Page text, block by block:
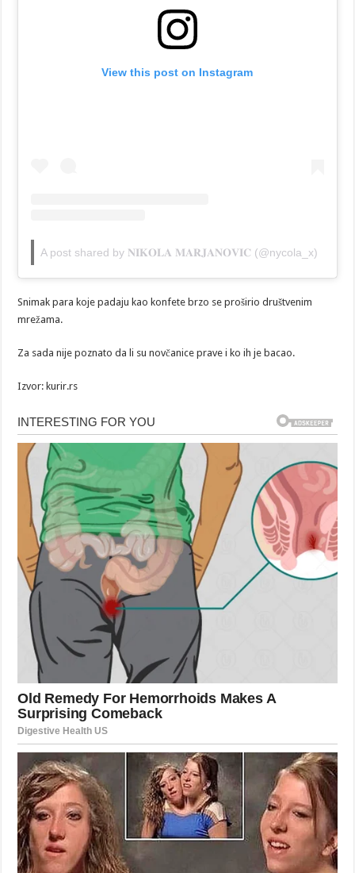
View this post on Instagram
A post shared by 𝐍𝐈𝐊𝐎𝐋𝐀 𝐌𝐀𝐑𝐉𝐀𝐍𝐎𝐕𝐈𝐂 (@nycola_x)
Snimak para koje padaju kao konfete brzo se proširio društvenim
mrežama.
Za sada nije poznato da li su novčanice prave i ko ih je bacao.
Izvor: kurir.rs